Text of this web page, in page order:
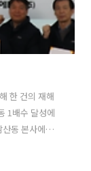
한 건의 재해
1배수 달성에
동 본사에서
무재해·무사